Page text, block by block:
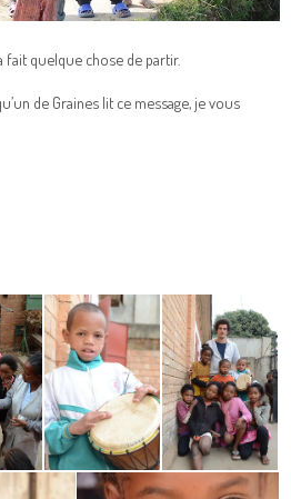
fait quelque chose de partir.
de Graines lit ce message, je vous